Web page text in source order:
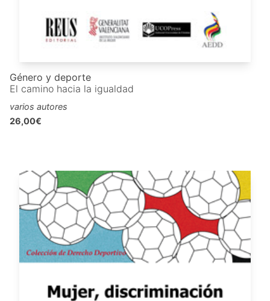
Género y deporte
El camino hacia la igualdad
varios autores
26,00€